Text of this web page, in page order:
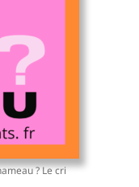
? Le cri